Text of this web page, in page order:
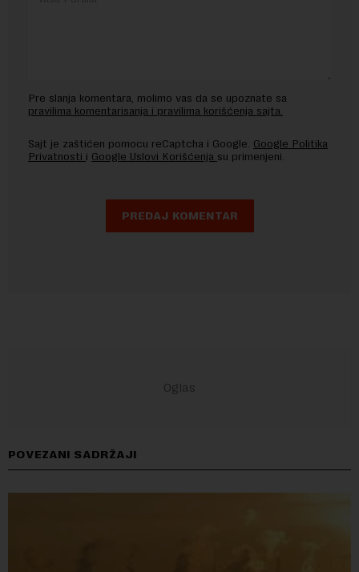
Pre slanja komentara, molimo vas da se upoznate sa
pravilima komentarisanja i pravilima korišćenja sajta.
Sajt je zaštićen pomocu reCaptcha i Google. Google Politika
Privatnosti i Google Uslovi Korišćenja su primenjeni.
POVEZANI SADRŽAJI